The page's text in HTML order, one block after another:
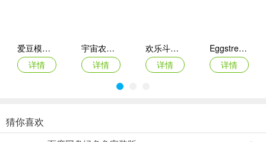
4、除了道路规划外，玩家还可以自由建造各种知名地标建筑和商店写
字楼，自由度很高。
爱豆模拟器
详情
宇宙农场物语手机版
详情
欢乐斗萌将官方版
详情
Eggstreme Farming游戏
详情
珍珠奶茶革命
烹饪环游记
王座守护者
伯吉的温馨厨房手机版
猜你喜欢